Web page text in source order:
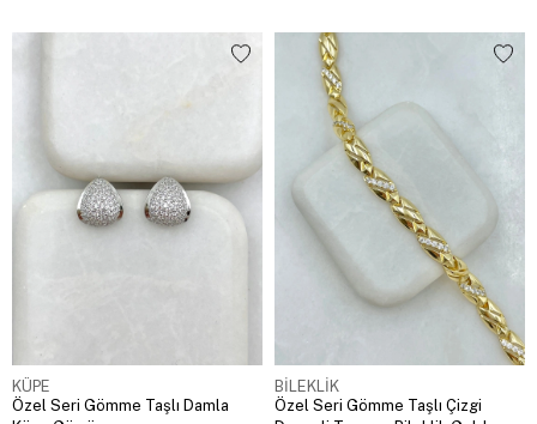
KÜPE
Özel Seri Gömme Taşlı Damla
BİLEKLİK
Özel Seri Gömme Taşlı Çizgi